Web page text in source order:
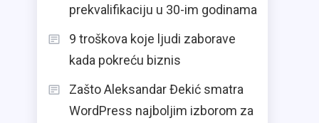
prekvalifikaciju u 30-im godinama
9 troškova koje ljudi zaborave
kada pokreću biznis
Zašto Aleksandar Đekić smatra
WordPress najboljim izborom za